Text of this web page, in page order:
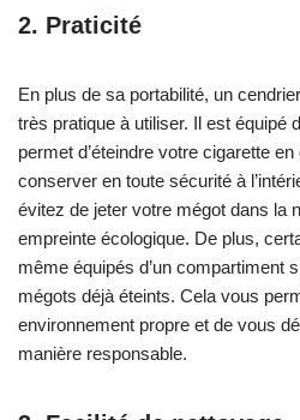
2. Praticité
En plus de sa portabilité, un
très pratique à utiliser. Il est équipé
permet d’éteindre votre cigarette
conserver en toute sécurité à
évitez de jeter votre mégot dans la
empreinte écologique. De plus,
même équipés d’un compartiment
mégots déjà éteints. Cela vous
environnement propre et de vous
manière responsable.